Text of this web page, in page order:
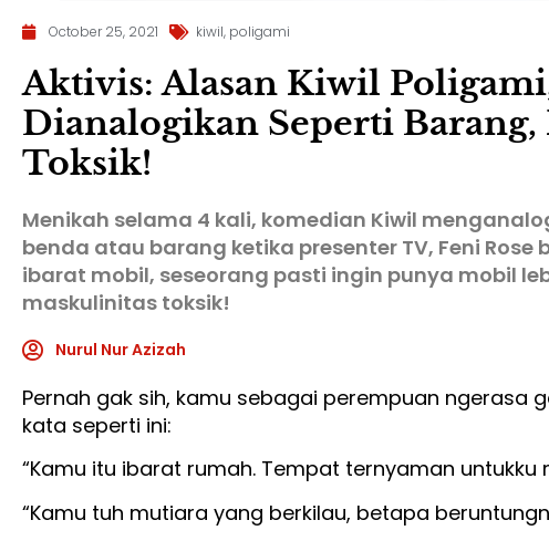
October 25, 2021 kiwil, poligami
Aktivis: Alasan Kiwil
Dianalogikan Seperti
Toksik!
Menikah selama 4 kali, komedian Kiwil
benda atau barang ketika presenter TV, Feni
ibarat mobil, seseorang pasti ingin punya mobil
maskulinitas toksik!
Nurul Nur Azizah
Pernah gak sih, kamu sebagai perempuan ngerasa
kata seperti ini:
“Kamu itu ibarat rumah. Tempat ternyaman untukku
“Kamu tuh mutiara yang berkilau, betapa